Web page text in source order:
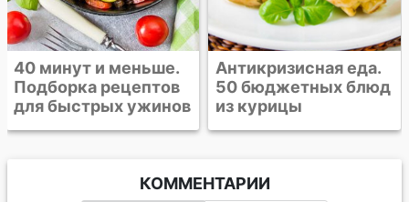
Антикризисная еда.
50 бюджетных блюд
из курицы
КОММЕНТАРИИ